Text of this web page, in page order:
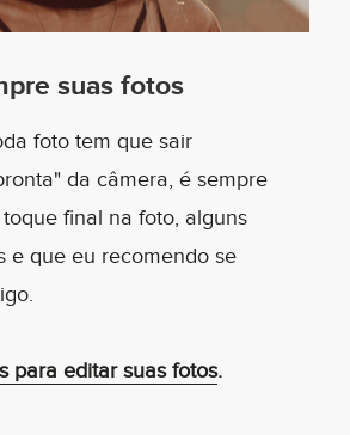
suas fotos
foto tem que sair
da câmera, é sempre
final na foto, alguns
e que eu recomendo se
para editar suas fotos.